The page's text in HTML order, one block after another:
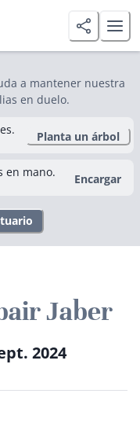
a mantener nuestra
en duelo.
Planta un árbol
en mano. Encargar
Jaber
2024